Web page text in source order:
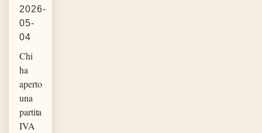
2026-
05-
04
Chi
ha
aperto
una
partita
IVA